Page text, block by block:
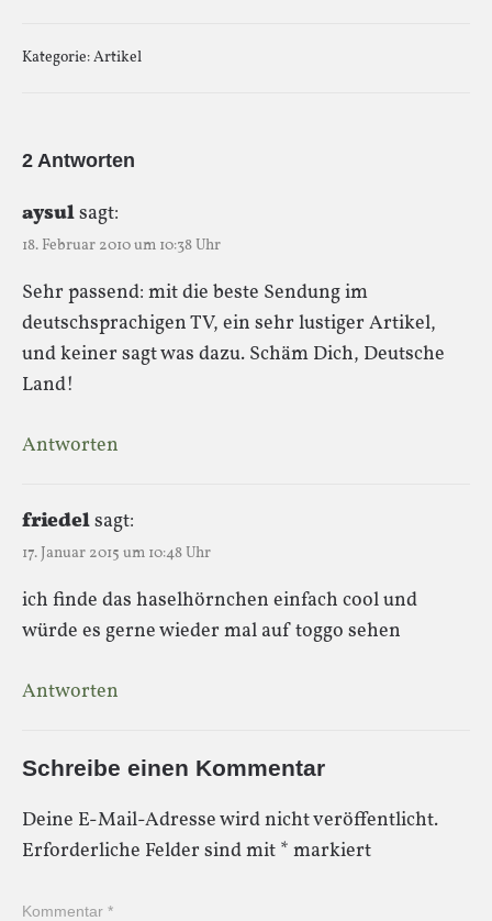
Kategorie:Artikel
2 Antworten
aysulsagt:
18. Februar 2010 um 10:38 Uhr
Sehr passend: mit die beste Sendung im
deutschsprachigen TV, ein sehr lustiger Artikel,
und keiner sagt was dazu. Schäm Dich, Deutsche
Land!
Antworten
friedelsagt:
17. Januar 2015 um 10:48 Uhr
ich finde das haselhörnchen einfach cool und
würde es gerne wieder mal auf toggo sehen
Antworten
Schreibe einen Kommentar
Deine E-Mail-Adresse wird nicht veröffentlicht.
Erforderliche Felder sind mit * markiert
Kommentar *